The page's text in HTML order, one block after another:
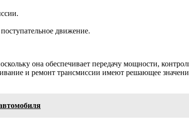
движение.
она обеспечивает передачу мощности,
и ремонт трансмиссии имеют решающее